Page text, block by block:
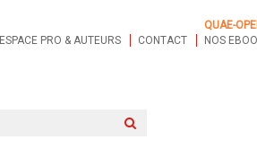
ESPACE PRO & AUTEURS CONTACT
QUAE-
NOS